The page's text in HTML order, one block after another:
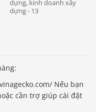
Nếu bạn
cần trợ giúp cài đặt